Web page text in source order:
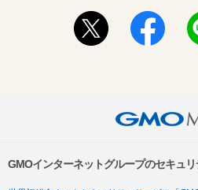
GMOインターネットグループのセキュ